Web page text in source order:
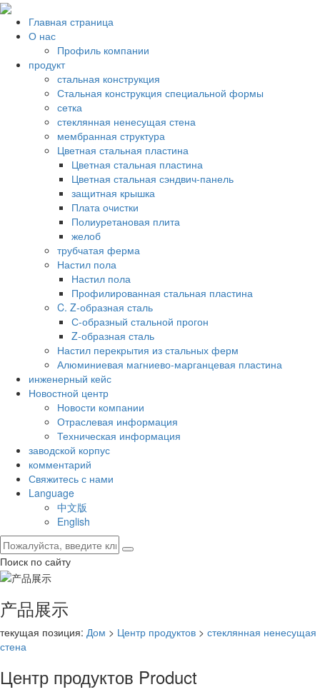
Главная страница
О нас
Профиль компании
продукт
стальная конструкция
Стальная конструкция специальной формы
сетка
стеклянная ненесущая стена
мембранная структура
Цветная стальная пластина
Цветная стальная пластина
Цветная стальная сэндвич-панель
защитная крышка
Плата очистки
Полиуретановая плита
желоб
трубчатая ферма
Настил пола
Настил пола
Профилированная стальная пластина
C. Z-образная сталь
С-образный стальной прогон
Z-образная сталь
Настил перекрытия из стальных ферм
Алюминиевая магниево-марганцевая пластина
инженерный кейс
Новостной центр
Новости компании
Отраслевая информация
Техническая информация
заводской корпус
комментарий
Свяжитесь с нами
Language
中文版
English
Поиск по сайту
产品展示
текущая позиция: Дом > Центр продуктов > стеклянная ненесущая
стена
Центр продуктов Product